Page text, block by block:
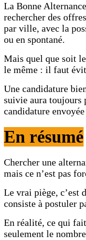
La Bonne
rechercher des
par ville, avec la
ou en spontané.
Mais quel que soit
le même : il faut
Une candidature
suivie aura toujours
candidature
En résumé
Chercher une
mais ce n’est pas
Le vrai piège, c’est
consiste à postuler
En réalité, ce qui
seulement le